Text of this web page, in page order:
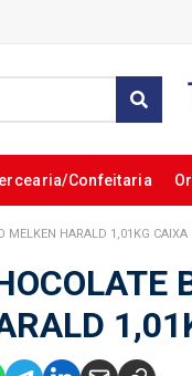
Confeitaria
MELKEN HARALD 1,01KG CAIXA